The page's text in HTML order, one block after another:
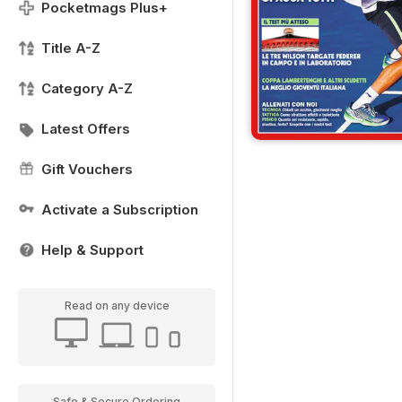
Pocketmags Plus+
Title A-Z
Category A-Z
Latest Offers
Gift Vouchers
Activate a Subscription
Help & Support
Read on any device